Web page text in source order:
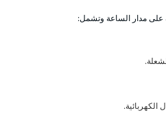
على مدار الساعة وتشمل:
الكهربائية.